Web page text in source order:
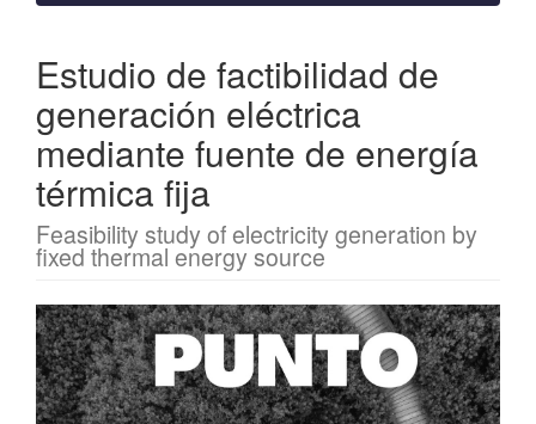
Estudio de factibilidad de
generación eléctrica
mediante fuente de energía
térmica fija
Feasibility study of electricity generation by
fixed thermal energy source
Barra
lateral
del